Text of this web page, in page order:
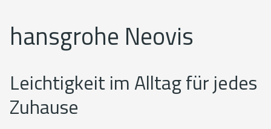
hansgrohe Neovis
Leichtigkeit im Alltag für jedes
Zuhause